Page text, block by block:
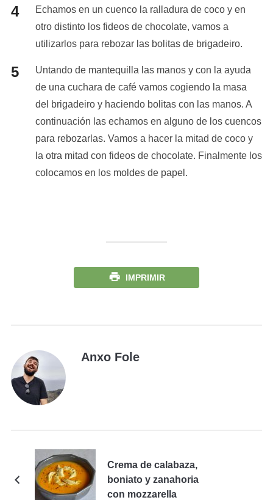
Echamos en un cuenco la ralladura de coco y en
otro distinto los fideos de chocolate, vamos a
utilizarlos para rebozar las bolitas de brigadeiro.
Untando de mantequilla las manos y con la ayuda
de una cuchara de café vamos cogiendo la masa
del brigadeiro y haciendo bolitas con las manos. A
continuación las echamos en alguno de los cuencos
para rebozarlas. Vamos a hacer la mitad de coco y
la otra mitad con fideos de chocolate. Finalmente los
colocamos en los moldes de papel.
IMPRIMIR
Anxo Fole
Crema de calabaza,
boniato y zanahoria
con mozzarella